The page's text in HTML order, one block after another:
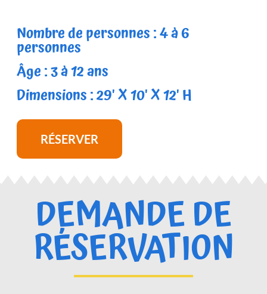
Nombre de personnes : 4 à 6
personnes
Âge : 3 à 12 ans
Dimensions : 29' X 10' X 12' H
RÉSERVER
DEMANDE DE
RÉSERVATION